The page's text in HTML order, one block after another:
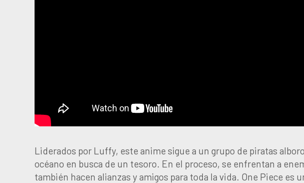
Liderados por Luffy, este anime sigue a un grupo de piratas
océano en busca de un tesoro. En el proceso, se enfrentan a
también hacen alianzas y amigos para toda la vida. One Piece es